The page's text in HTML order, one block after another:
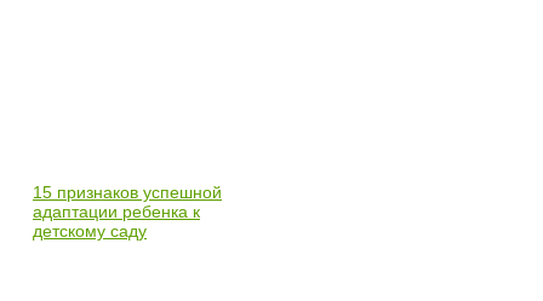
15 признаков успешной
адаптации ребенка к
детскому саду